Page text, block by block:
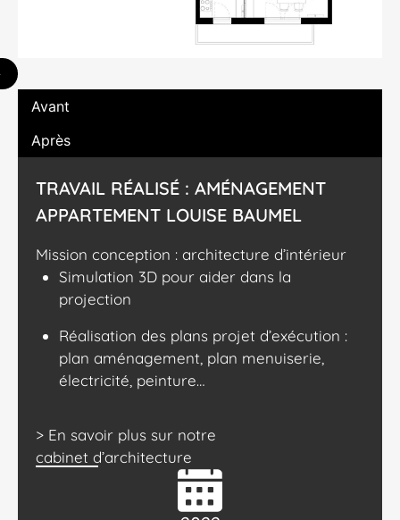
Avant
Après
TRAVAIL RÉALISÉ : AMÉNAGEMENT
APPARTEMENT LOUISE BAUMEL
Mission conception : architecture d’intérieur
Simulation 3D pour aider dans la
projection
Réalisation des plans projet d’exécution :
plan aménagement, plan menuiserie,
électricité, peinture…
> En savoir plus sur notre
cabinet d’architecture